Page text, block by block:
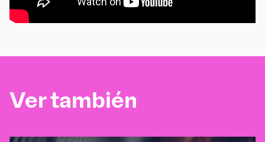
Ver también